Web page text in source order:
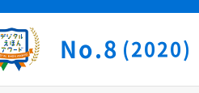
No.8 (2020)